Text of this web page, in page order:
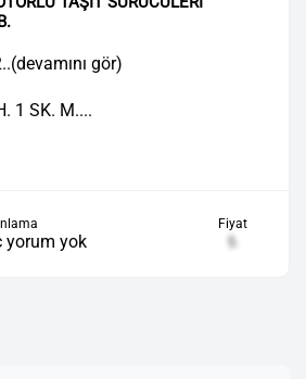
gör)
1 SK. M....
yorum yok
Fiyat
₺